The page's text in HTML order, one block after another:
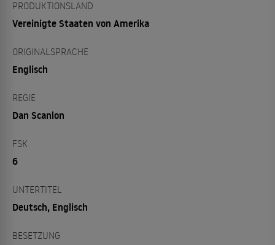
PRODUKTIONSLAND
Vereinigte Staaten von Amerika
ORIGINALSPRACHE
Englisch
REGIE
Dan Scanlon
FSK
6
UNTERTITEL
Deutsch, Englisch
BESETZUNG